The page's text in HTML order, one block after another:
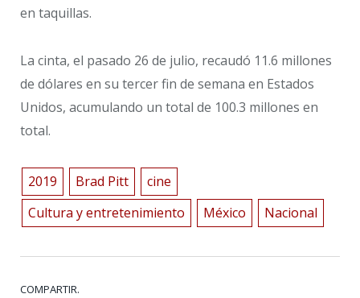
en taquillas.
La cinta, el pasado 26 de julio, recaudó 11.6 millones
de dólares en su tercer fin de semana en Estados
Unidos, acumulando un total de 100.3 millones en
total.
2019 Brad Pitt
cine
Cultura y entretenimiento
México Nacional
COMPARTIR.